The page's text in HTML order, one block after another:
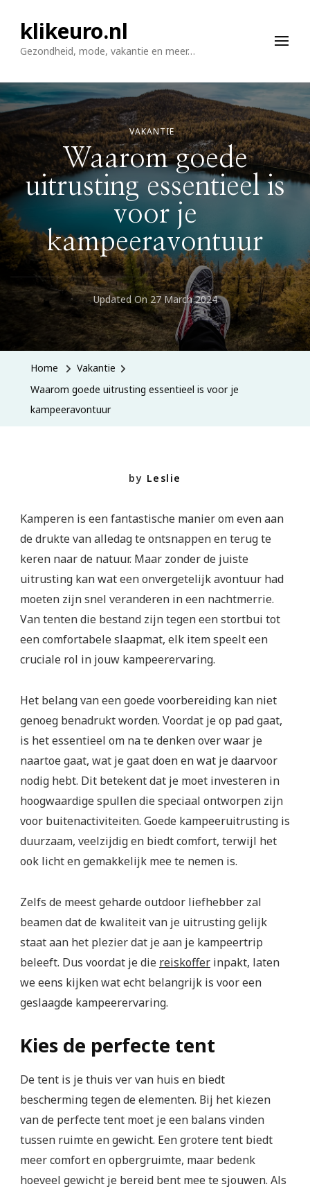
klikeuro.nl
Gezondheid, mode, vakantie en meer…
VAKANTIE
Waarom goede
uitrusting essentieel is
voor je
kampeeravontuur
Updated On27 March 2024
Home
Vakantie
Waarom goede uitrusting essentieel is voor je
kampeeravontuur
by Leslie
Kamperen is een fantastische manier om even aan
de drukte van alledag te ontsnappen en terug te
keren naar de natuur. Maar zonder de juiste
uitrusting kan wat een onvergetelijk avontuur had
moeten zijn snel veranderen in een nachtmerrie.
Van tenten die bestand zijn tegen een stortbui tot
een comfortabele slaapmat, elk item speelt een
cruciale rol in jouw kampeerervaring.
Het belang van een goede voorbereiding kan niet
genoeg benadrukt worden. Voordat je op pad gaat,
is het essentieel om na te denken over waar je
naartoe gaat, wat je gaat doen en wat je daarvoor
nodig hebt. Dit betekent dat je moet investeren in
hoogwaardige spullen die speciaal ontworpen zijn
voor buitenactiviteiten. Goede kampeeruitrusting is
duurzaam, veelzijdig en biedt comfort, terwijl het
ook licht en gemakkelijk mee te nemen is.
Zelfs de meest geharde outdoor liefhebber zal
beamen dat de kwaliteit van je uitrusting gelijk
staat aan het plezier dat je aan je kampeertrip
beleeft. Dus voordat je die reiskoffer inpakt, laten
we eens kijken wat echt belangrijk is voor een
geslaagde kampeerervaring.
Kies de perfecte tent
De tent is je thuis ver van huis en biedt
bescherming tegen de elementen. Bij het kiezen
van de perfecte tent moet je een balans vinden
tussen ruimte en gewicht. Een grotere tent biedt
meer comfort en opbergruimte, maar bedenk
hoeveel gewicht je bereid bent mee te sjouwen. Als